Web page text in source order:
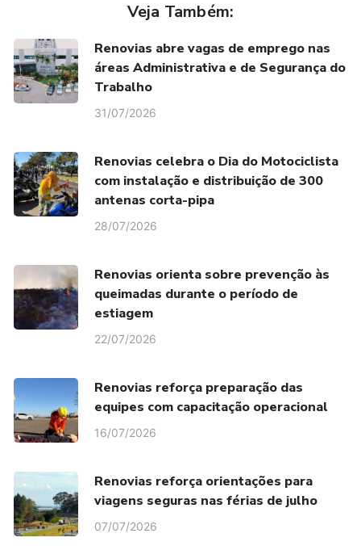
Veja Também:
Renovias abre vagas de emprego nas
áreas Administrativa e de Segurança do
Trabalho
31/07/2026
Renovias celebra o Dia do Motociclista
com instalação e distribuição de 300
antenas corta-pipa
28/07/2026
Renovias orienta sobre prevenção às
queimadas durante o período de
estiagem
22/07/2026
Renovias reforça preparação das
equipes com capacitação operacional
16/07/2026
Renovias reforça orientações para
viagens seguras nas férias de julho
07/07/2026